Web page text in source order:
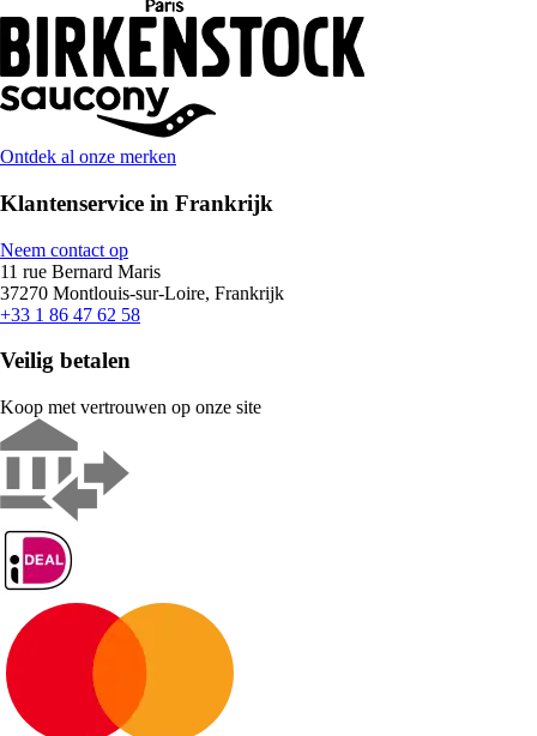
Ontdek al onze merken
Klantenservice in Frankrijk
Neem contact op
11 rue Bernard Maris
37270 Montlouis-sur-Loire, Frankrijk
+33 1 86 47 62 58
Veilig betalen
Koop met vertrouwen op onze site